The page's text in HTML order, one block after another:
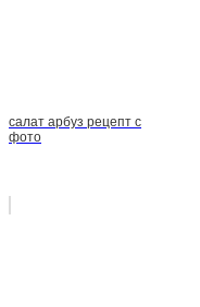
салат арбуз рецепт с
фото